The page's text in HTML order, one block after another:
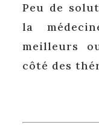
Peu de
la
meilleurs
côté des